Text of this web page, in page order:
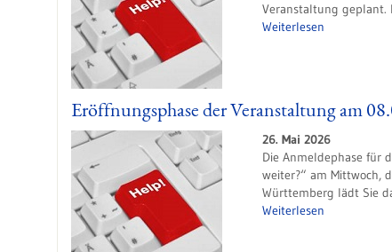
Veranstaltung geplant.
Weiterlesen
Eröffnungsphase der Veranstaltung am
26. Mai 2026
Die Anmeldephase für
weiter?“ am Mittwoch,
Württemberg lädt Sie
Weiterlesen